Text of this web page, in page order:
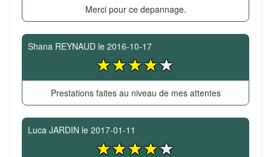
Merci pour ce depannage.
Shana REYNAUD le 2016-10-17
Prestations faites au niveau de mes attentes
Luca JARDIN le 2017-01-11